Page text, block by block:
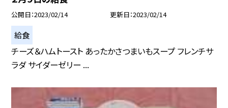
公開日 2023/02/14 更新日 2023/02/14
給食
チーズ＆ハムトースト あったかさつまいもスープ フレンチサ
ラダ サイダーゼリー ...